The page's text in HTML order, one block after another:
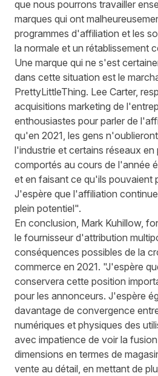
que nous pourrons travailler
marques qui ont
programmes d'affiliation et les
la normale et un rétablissement
Une marque qui ne s'est
dans cette situation est le
PrettyLittleThing. Lee Carter,
acquisitions marketing de
enthousiastes pour parler de
qu'en 2021, les gens
l'industrie et certains réseaux en
comportés au cours de l'année
et en faisant ce qu'ils pouvaient
J'espère que l'affiliation
plein potentiel".
En conclusion, Mark Kuhillow,
le fournisseur d'attribution
conséquences possibles de la
commerce en 2021. "J'espère
conservera cette position
pour les annonceurs. J'espère
davantage de convergence
numériques et physiques des
avec impatience de voir la
dimensions en termes de
vente au détail, en mettant de